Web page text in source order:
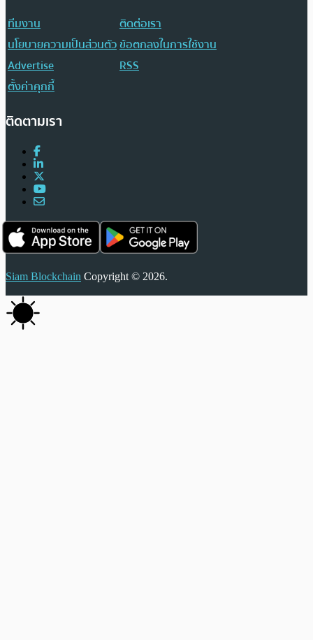
ทีมงาน
ติดต่อเรา
นโยบายความเป็นส่วนตัวข้อตกลงในการใช้งาน
Advertise
RSS
ตั้งค่าคุกกี้
ติดตามเรา
Siam Blockchain Copyright © 2026.